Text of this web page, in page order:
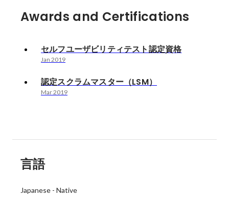
Awards and Certifications
セルフユーザビリティテスト認定資格
Jan 2019
認定スクラムマスター（LSM）
Mar 2019
言語
Japanese - Native